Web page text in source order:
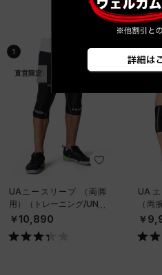
ベスト
1
直営限定
UAニースリーブ （両脚
用）（トレーニング/UNIS
EX）
￥10,890
直営
UA
（両
グ/
￥